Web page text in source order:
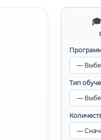
Тип